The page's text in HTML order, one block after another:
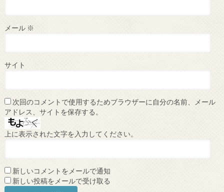
メール ※
サイト
次回のコメントで使用するためブラウザーに自分の名前、メール
アドレス、サイトを保存する。
上に表示された文字を入力してください。
新しいコメントをメールで通知
新しい投稿をメールで受け取る